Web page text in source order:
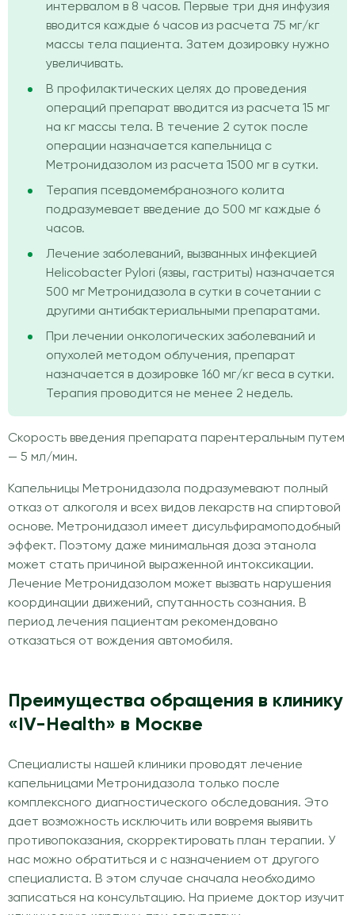
интервалом в 8 часов. Первые три дня инфузия
вводится каждые 6 часов из расчета 75 мг/кг
массы тела пациента. Затем дозировку нужно
увеличивать.
В профилактических целях до проведения
операций препарат вводится из расчета 15 мг
на кг массы тела. В течение 2 суток после
операции назначается капельница с
Метронидазолом из расчета 1500 мг в сутки.
Терапия псевдомембранозного колита
подразумевает введение до 500 мг каждые 6
часов.
Лечение заболеваний, вызванных инфекцией
Helicobacter Pylori (язвы, гастриты) назначается
500 мг Метронидазола в сутки в сочетании с
другими антибактериальными препаратами.
При лечении онкологических заболеваний и
опухолей методом облучения, препарат
назначается в дозировке 160 мг/кг веса в сутки.
Терапия проводится не менее 2 недель.
Скорость введения препарата парентеральным путем
— 5 мл/мин.
Капельницы Метронидазола подразумевают полный
отказ от алкоголя и всех видов лекарств на спиртовой
основе. Метронидазол имеет дисульфирамоподобный
эффект. Поэтому даже минимальная доза этанола
может стать причиной выраженной интоксикации.
Лечение Метронидазолом может вызвать нарушения
координации движений, спутанность сознания. В
период лечения пациентам рекомендовано
отказаться от вождения автомобиля.
Преимущества обращения в клинику
«IV-Health» в Москве
Специалисты нашей клиники проводят лечение
капельницами Метронидазола только после
комплексного диагностического обследования. Это
дает возможность исключить или вовремя выявить
противопоказания, скорректировать план терапии. У
нас можно обратиться и с назначением от другого
специалиста. В этом случае сначала необходимо
записаться на консультацию. На приеме доктор изучит